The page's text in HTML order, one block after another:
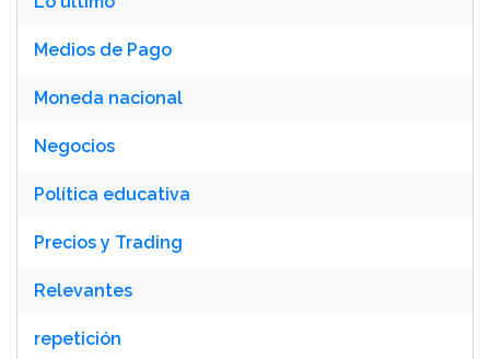
Medios de Pago
Moneda nacional
Negocios
Política educativa
Precios y Trading
Relevantes
repetición